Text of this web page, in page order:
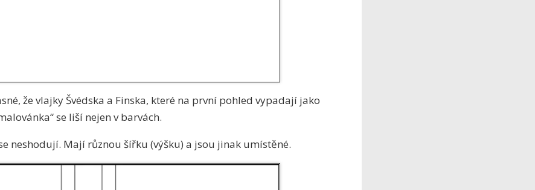
že vlajky Švédska a Finska, které na první pohled vypadají jako
se liší nejen v barvách.
neshodují. Mají různou šířku (výšku) a jsou jinak umístěné.